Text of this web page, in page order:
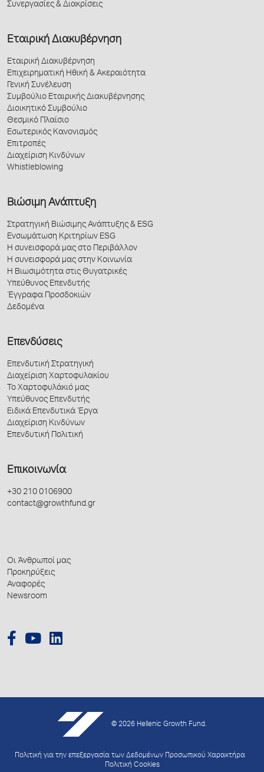
Συνεργασίες & Διακρίσεις
Εταιρική Διακυβέρνηση
Εταιρική Διακυβέρνηση
Επιχειρηματική Ηθική & Ακεραιότητα
Γενική Συνέλευση
Συμβούλιο Εταιρικής Διακυβέρνησης
Διοικητικό Συμβούλιο
Θεσμικό Πλαίσιο
Εσωτερικός Κανονισμός
Επιτροπές
Διαχείριση Κινδύνων
Whistleblowing
Βιώσιμη Ανάπτυξη
Στρατηγική Βιώσιμης Ανάπτυξης & ESG
Ενσωμάτωση Κριτηρίων ESG
Η συνεισφορά μας στο Περιβάλλον
Η συνεισφορά μας στην Κοινωνία
Η Βιωσιμότητα στις Θυγατρικές
Υπεύθυνος Επενδυτής
Έγγραφα Προσδοκιών
Δεδομένα
Επενδύσεις
Επενδυτική Στρατηγική
Διαχείριση Χαρτοφυλακίου
Το Χαρτοφυλάκιό μας
Υπεύθυνος Επενδυτής
Ειδικά Επενδυτικά Έργα
Διαχείριση Κινδύνων
Επενδυτική Πολιτική
Επικοινωνία
+30 210 0106900
contact@growthfund.gr
Οι Άνθρωποί μας
Προκηρύξεις
Αναφορές
Newsroom
© 2026 Hellenic Growth Fund.
Πολιτική για την επεξεργασία των Δεδομένων Προσωπικού Χαρακτήρα
Πολιτική Cookies